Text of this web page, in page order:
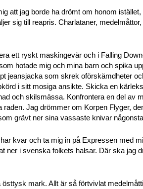
att jag borde ha drömt om honom
sig till reapris. Charlataner,
ett ryskt maskingevär och i Falling
hotade mig och mina barn och spika
jeansjacka som skrek oförskämdheter
i sitt mosiga ansikte. Skicka en
och skilsmässa. Konfrontera en del av
Jag drömmer om Korpen Flyger,
grävt ner sina vassaste knivar
kvar och ta mig in på Expressen med
ner i svenska folkets halsar. Där ska jag
mark. Allt är så förtvivlat